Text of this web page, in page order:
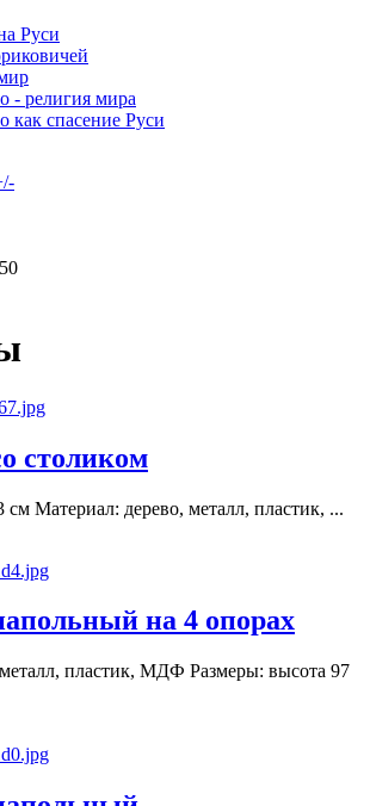
Руси
- религия мира
как спасение Руси
столиком
см Материал: дерево, металл, пластик, ...
на 4 опорах
пластик, МДФ Размеры: высота 97